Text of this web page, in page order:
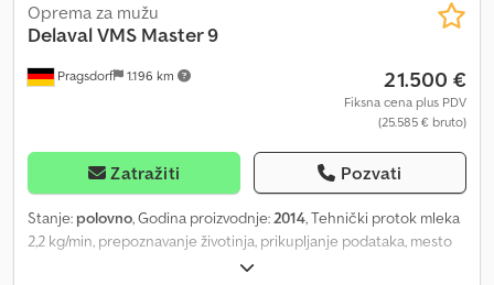
Pragsdorf 1.196 km
Oprema za mužu
DelavalVMS Master 9
21.500 €
Fiksna cena plus PDV
(25.585 € bruto)
Zatražiti Pozvati
Stanje: polovno, Godina proizvodnje:2014, Tehnički protok mleka
2,2 kg/min, prepoznavanje životinja, prikupljanje podataka, mesto
skladištenja: kod kupca Codpfx Ahox A R A Ejterf